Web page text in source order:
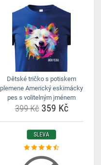
Dětské tričko s potiskem
plemene Americký eskimácky
pes s volitelným jménem
399 Kč359 Kč
SLEVA